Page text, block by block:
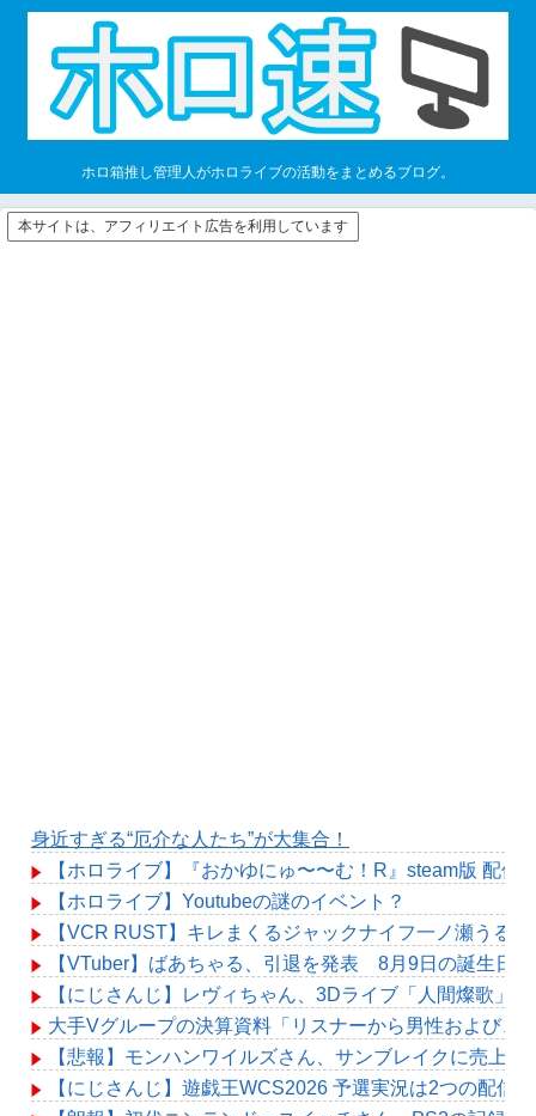
ホロ箱推し管理人がホロライブの活動をまとめるブログ。
本サイトは、アフィリエイト広告を利用しています
身近すぎる“厄介な人たち”が大集合！
【ホロライブ】『おかゆにゅ〜〜む！R』steam版 配信
【ホロライブ】Youtubeの謎のイベント？
【VCR RUST】キレまくるジャックナイフ一ノ瀬うる
【VTuber】ばあちゃる、引退を発表 8月9日の誕生日
【にじさんじ】レヴィちゃん、3Dライブ「人間燦歌」
大手Vグループの決算資料「リスナーから男性および
【悲報】モンハンワイルズさん、サンブレイクに売上
【にじさんじ】遊戯王WCS2026 予選実況は2つの配信